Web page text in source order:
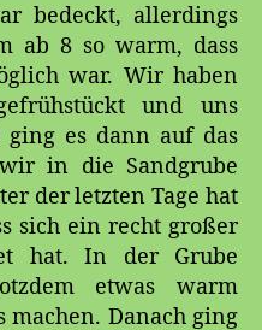
bedeckt, allerdings
ab 8 so warm, dass
war. Wir haben
und uns
ging es dann auf das
in die Sandgrube
der letzten Tage hat
sich ein recht großer
hat. In der Grube
etwas warm
machen. Danach ging